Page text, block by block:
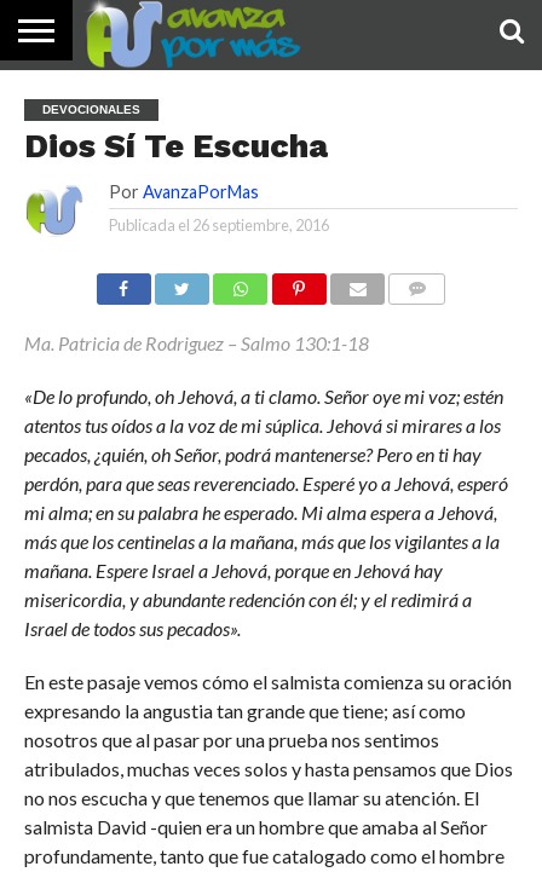
PALABRA
DE HOY
DEVOCIONALES
NOTICIAS
TESTIMONIOS
ORACIONES
SOBRE
NOSOTROS
IMÁGENES
DEVOCIONALES
Dios Sí Te Escucha
Por AvanzaPorMas
Publicada el 26 septiembre, 2016
Ma. Patricia de Rodriguez – Salmo 130:1-18
«De lo profundo, oh Jehová, a ti clamo. Señor oye mi voz; estén
atentos tus oídos a la voz de mi súplica. Jehová si mirares a los
pecados, ¿quién, oh Señor, podrá mantenerse? Pero en ti hay
perdón, para que seas reverenciado. Esperé yo a Jehová, esperó
mi alma; en su palabra he esperado. Mi alma espera a Jehová,
más que los centinelas a la mañana, más que los vigilantes a la
mañana. Espere Israel a Jehová, porque en Jehová hay
misericordia, y abundante redención con él; y el redimirá a
Israel de todos sus pecados».
En este pasaje vemos cómo el salmista comienza su oración
expresando la angustia tan grande que tiene; así como
nosotros que al pasar por una prueba nos sentimos
atribulados, muchas veces solos y hasta pensamos que Dios
no nos escucha y que tenemos que llamar su atención. El
salmista David -quien era un hombre que amaba al Señor
profundamente, tanto que fue catalogado como el hombre